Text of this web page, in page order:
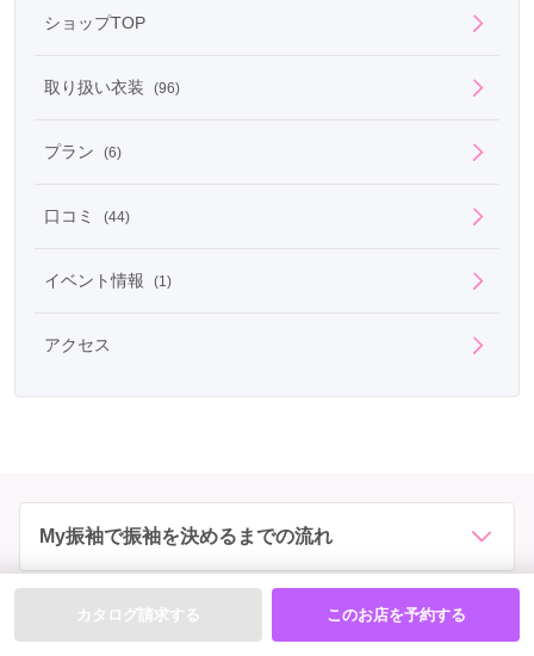
カタログ請求する このお店を予約する
ショップTOP
取り扱い衣装 (96)
プラン (6)
口コミ (44)
イベント情報 (1)
アクセス
My振袖で振袖を決めるまでの流れ
振袖のレンタルについてのQ&A